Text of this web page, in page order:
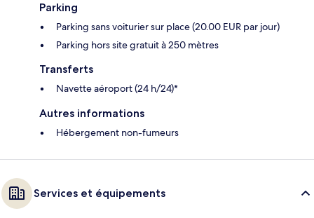
Parking
Parking sans voiturier sur place (20.00 EUR par jour)
Parking hors site gratuit à 250 mètres
Transferts
Navette aéroport (24 h/24)*
Autres informations
Hébergement non-fumeurs
Services et équipements